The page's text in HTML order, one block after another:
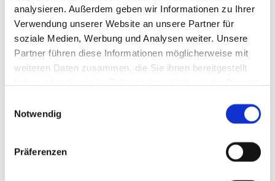
analysieren. Außerdem geben wir Informationen zu Ihrer
Verwendung unserer Website an unsere Partner für
soziale Medien, Werbung und Analysen weiter. Unsere
Partner führen diese Informationen möglicherweise mit
weiteren Daten zusammen, die Sie ihnen bereitgestellt
Notwendig
Präferenzen
SENDEN SIE UNS EINE NACHRICHT